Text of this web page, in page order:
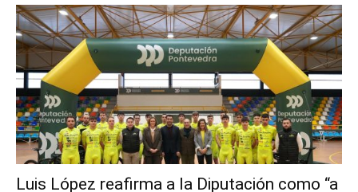
Luis López reafirma a la Diputación como “a